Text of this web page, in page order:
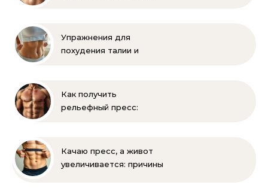
Упражнения для
похудения талии и
Как получить
рельефный пресс:
Качаю пресс, а живот
увеличивается: причины